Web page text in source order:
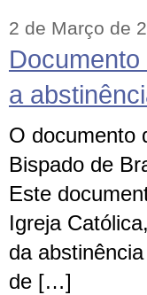
2 de Março de
a
O documento
Bispado de
Este
Igreja
da
de […]